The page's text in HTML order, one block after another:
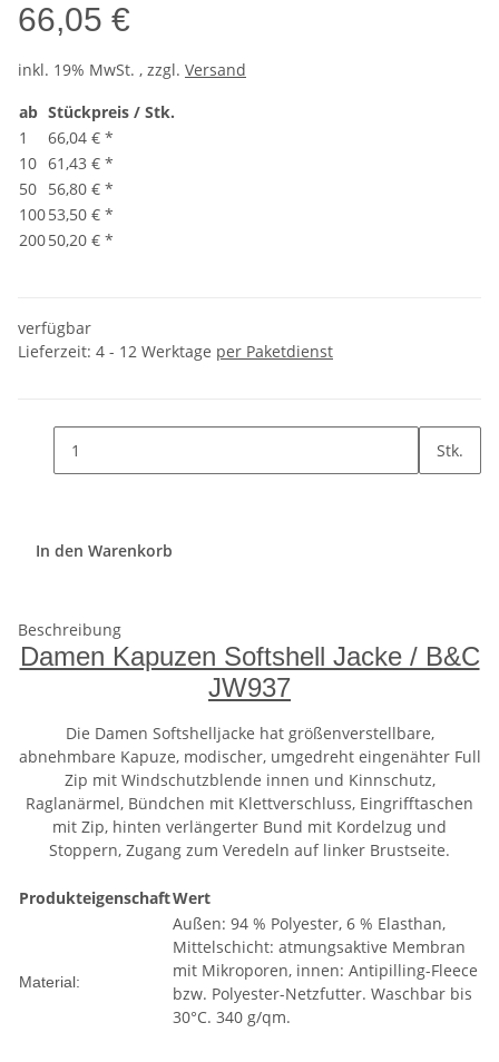
66,05 €
inkl. 19% MwSt. , zzgl. Versand
ab Stückpreis / Stk.
1
66,04 € *
10 61,43 € *
50 56,80 € *
10053,50 € *
20050,20 € *
verfügbar
Lieferzeit: 4 - 12 Werktage per Paketdienst
Stk.
In den Warenkorb
Beschreibung
Damen Kapuzen Softshell Jacke / B&C
JW937
Die Damen Softshelljacke hat größenverstellbare,
abnehmbare Kapuze, modischer, umgedreht eingenähter Full
Zip mit Windschutzblende innen und Kinnschutz,
Raglanärmel, Bündchen mit Klettverschluss, Eingrifftaschen
mit Zip, hinten verlängerter Bund mit Kordelzug und
Stoppern, Zugang zum Veredeln auf linker Brustseite.
ProdukteigenschaftWert
Material:
Außen: 94 % Polyester, 6 % Elasthan,
Mittelschicht: atmungsaktive Membran
mit Mikroporen, innen: Antipilling-Fleece
bzw. Polyester-Netzfutter. Waschbar bis
30°C. 340 g/qm.